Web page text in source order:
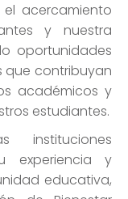
acercamiento
y nuestra
oportunidades
que contribuyan
académicos y
estudiantes.
experiencia y
educativa,